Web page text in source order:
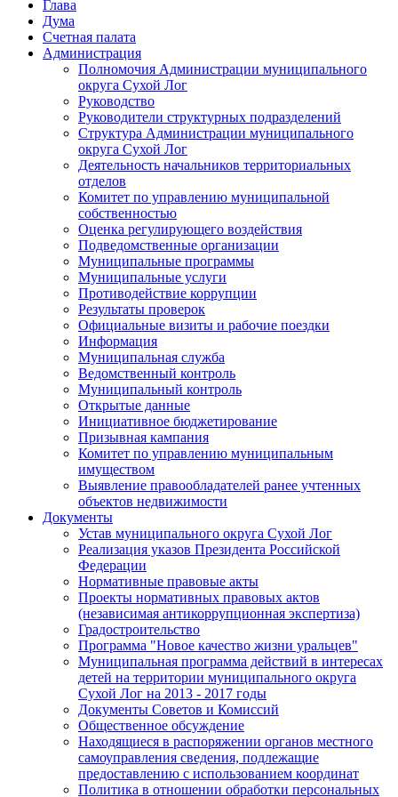
Глава
Дума
Счетная палата
Администрация
Полномочия Администрации муниципального
округа Сухой Лог
Руководство
Руководители структурных подразделений
Структура Администрации муниципального
округа Сухой Лог
Деятельность начальников территориальных
отделов
Комитет по управлению муниципальной
собственностью
Оценка регулирующего воздействия
Подведомственные организации
Муниципальные программы
Муниципальные услуги
Противодействие коррупции
Результаты проверок
Официальные визиты и рабочие поездки
Информация
Муниципальная служба
Ведомственный контроль
Муниципальный контроль
Открытые данные
Инициативное бюджетирование
Призывная кампания
Комитет по управлению муниципальным
имуществом
Выявление правообладателей ранее учтенных
объектов недвижимости
Документы
Устав муниципального округа Сухой Лог
Реализация указов Президента Российской
Федерации
Нормативные правовые акты
Проекты нормативных правовых актов
(независимая антикоррупционная экспертиза)
Градостроительство
Программа "Новое качество жизни уральцев"
Муниципальная программа действий в интересах
детей на территории муниципального округа
Сухой Лог на 2013 - 2017 годы
Документы Советов и Комиссий
Общественное обсуждение
Находящиеся в распоряжении органов местного
самоуправления сведения, подлежащие
предоставлению с использованием координат
Политика в отношении обработки персональных